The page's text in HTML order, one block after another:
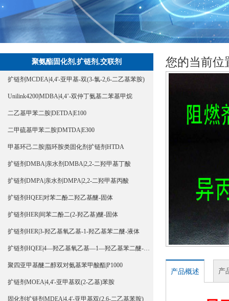
您的当前位
产品概述 产
聚氨酯固化剂,扩链剂,交联剂
扩链剂MCDEA|4,4'-亚甲基-双(3-氯-2,6-二乙基苯胺)
Unilink4200|MDBA|4,4’-双仲丁氨基二苯基甲烷
二乙基甲苯二胺|DETDA|E100
二甲硫基甲苯二胺|DMTDA|E300
甲基环己二胺|脂环胺类固化剂扩链剂HTDA
扩链剂DMBA|亲水剂DMBA|2,2-二羟甲基丁酸
扩链剂DMPA|亲水剂DMPA|2,2-二羟甲基丙酸
扩链剂HQEE|对苯二酚二羟乙基醚-固体
扩链剂HER|间苯二酚二(2-羟乙基)醚-固体
扩链剂HER|3-羟乙基氧乙基-1-羟乙基苯二醚-液体
扩链剂HQEE|4—羟乙基氧乙基—1—羟乙基苯二醚-液体
聚四亚甲基醚二醇双对氨基苯甲酸酯|P1000
扩链剂MOEA|4,4'-亚甲基双(2-乙基)苯胺
固化剂扩链剂MDEA|4,4'-亚甲基双(2,6-二乙基苯胺)